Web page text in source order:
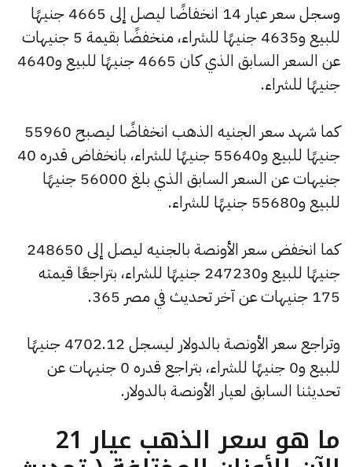
وسجل سعر عيار 14 انخفاضًا ليصل إلى 4665 جنيهًا
للبيع و4635 جنيهًا للشراء، منخفضًا بقيمة 5 جنيهات
عن السعر السابق الذي كان 4665 جنيهًا للبيع و4640
جنيهًا للشراء.
كما شهد سعر الجنيه الذهب انخفاضًا ليصبح 55960
جنيهًا للبيع و55640 جنيهًا للشراء، بانخفاض قدره 40
جنيهات عن السعر السابق الذي بلغ 56000 جنيهًا
للبيع و55680 جنيهًا للشراء.
كما انخفض سعر الأونصة بالجنيه ليصل إلى 248650
جنيهًا للبيع و247230 جنيهًا للشراء، بتراجعًا قيمته
175 جنيهات عن آخر تحديث في مصر 365.
وتراجع سعر الأونصة بالدولار ليسجل 4702.12 جنيهًا
للبيع و0 جنيهًا للشراء، بتراجع قدره 0 جنيهات عن
تحديثنا السابق لعيار الأونصة بالدولار.
ما هو سعر الذهب عيار 21